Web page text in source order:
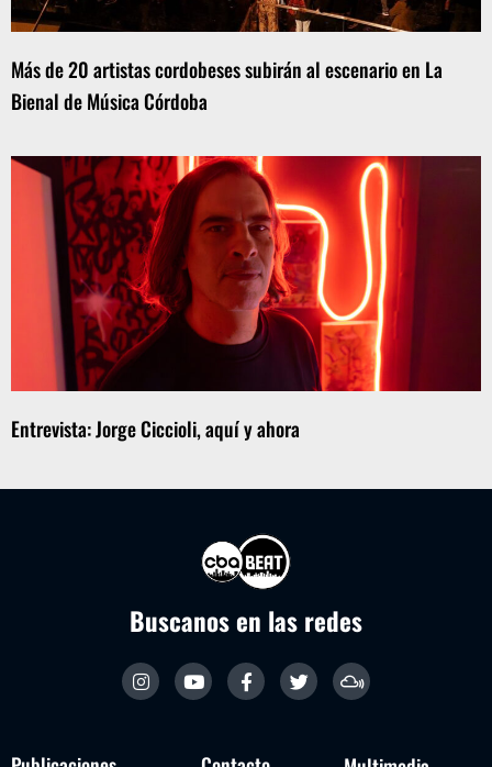
Más de 20 artistas cordobeses subirán al escenario en La
Bienal de Música Córdoba
Entrevista: Jorge Ciccioli, aquí y ahora
Buscanos en las redes